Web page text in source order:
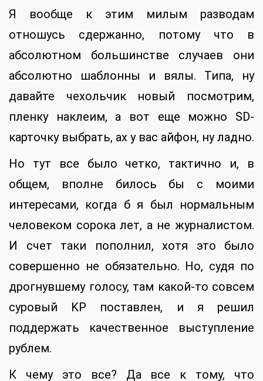
Я вообще к этим милым разводам
отношусь сдержанно, потому что в
абсолютном большинстве случаев они
абсолютно шаблонны и вялы. Типа, ну
давайте чехольчик новый посмотрим,
пленку наклеим, а вот еще можно SD-
карточку выбрать, ах у вас айфон, ну ладно.
Но тут все было четко, тактично и, в
общем, вполне билось бы с моими
интересами, когда б я был нормальным
человеком сорока лет, а не журналистом.
И счет таки пополнил, хотя это было
совершенно не обязательно. Но, судя по
дрогнувшему голосу, там какой-то совсем
суровый KP поставлен, и я решил
поддержать качественное выступление
рублем.
К чему это все? Да все к тому, что